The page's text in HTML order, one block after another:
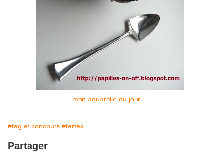
mon aquarelle du jour....
#tag et concours #tartes
Partager